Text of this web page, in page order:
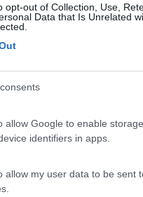
opt-out of Collection, Use,
Data that Is Unrelated
allow Google to enable
identifiers in apps.
allow my user data to be sent
Pulizia Servizi
in zona tranquilla, con
pronti d'asporto ad un
e fermata autobus.